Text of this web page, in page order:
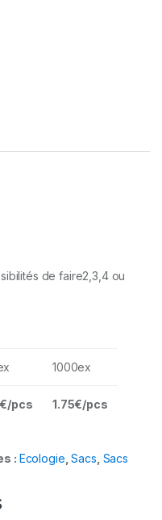
de faire2,3,4 ou
1000ex
pcs 1.75€/pcs
: Ecologie ,Sacs Sacs